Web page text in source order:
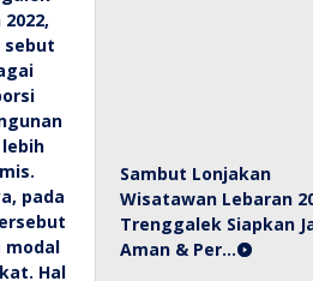
Sambut Lonjakan
Wisatawan Lebaran
Trenggalek Siapkan
Aman & Per…